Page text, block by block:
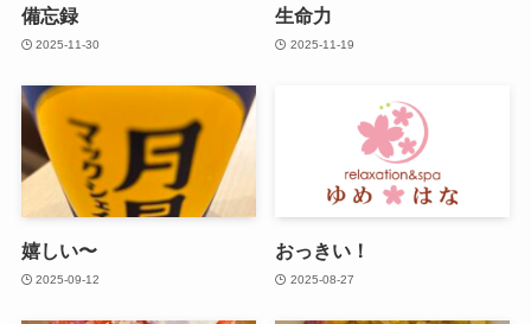
備忘録
2025-11-30
生命力
2025-11-19
嬉しい〜
2025-09-12
おっきい！
2025-08-27